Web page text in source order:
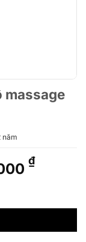
massage
năm
₫.
₫Giá
là:
TBW01004A số